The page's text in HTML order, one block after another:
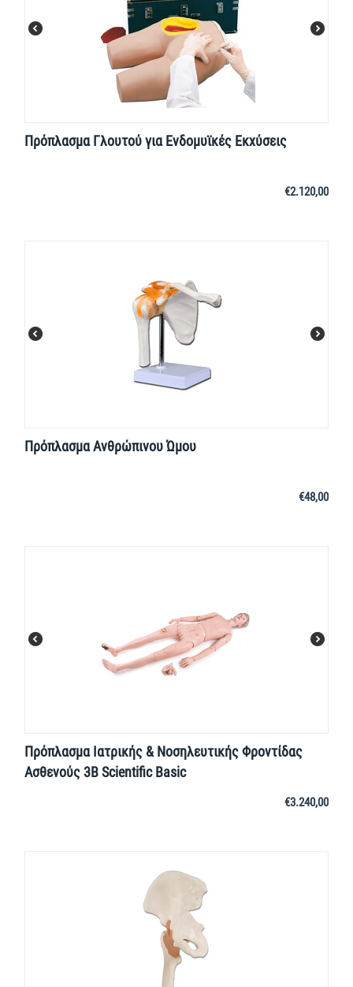
Πρόπλασμα Γλουτού για Ενδομυϊκές Εκχύσεις
€2.120,00
Πρόπλασμα Ανθρώπινου Ώμου
€48,00
Πρόπλασμα Ιατρικής & Νοσηλευτικής Φροντίδας
Ασθενούς 3Β Scientific Basic
€3.240,00